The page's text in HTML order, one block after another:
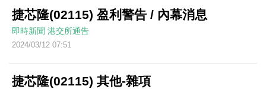
捷芯隆(02115) 盈利警告 / 內幕消息
即時新聞 港交所通告
2024/03/12 07:51
捷芯隆(02115) 其他-雜項